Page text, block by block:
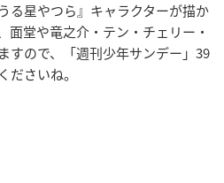
る星やつら』キャラクターが描か
面堂や竜之介・テン・チェリー・
すので、「週刊少年サンデー」39
ださいね。